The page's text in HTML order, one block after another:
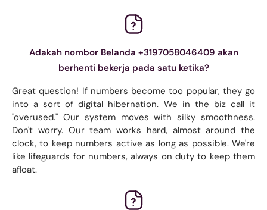
Adakah nombor Belanda +3197058046409 akan
berhenti bekerja pada satu ketika?
Great question! If numbers become too popular, they go
into a sort of digital hibernation. We in the biz call it
"overused." Our system moves with silky smoothness.
Don't worry. Our team works hard, almost around the
clock, to keep numbers active as long as possible. We're
like lifeguards for numbers, always on duty to keep them
afloat.